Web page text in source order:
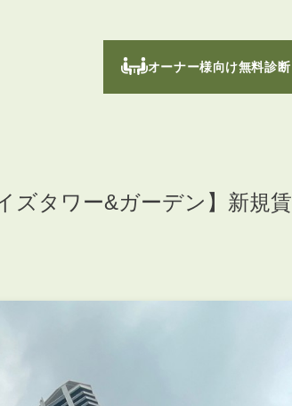
オーナー様向け無料診断
ズタワー&ガーデン】新規賃